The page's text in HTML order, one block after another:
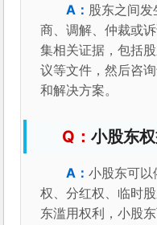
股东之间
商、调解、仲裁或
集相关证据，包括
议等文件，然后咨
和解决方案。
小股东
小股东可
权、分红权、临时
东滥用权利，小股